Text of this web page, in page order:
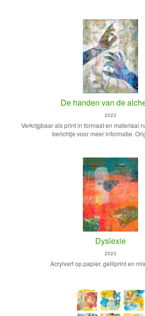
De handen van de
2023
Verkrijgbaar als print in formaat en materiaal
berichtje voor meer informatie.
Dyslexie
2023
Acrylverf op papier, gelliprint en